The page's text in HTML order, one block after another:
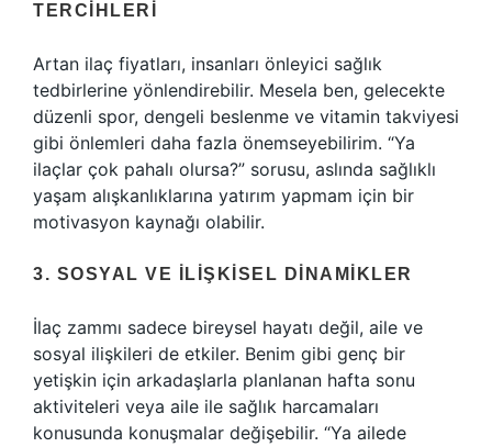
TERCIHLERI
Artan ilaç fiyatları, insanları önleyici sağlık
tedbirlerine yönlendirebilir. Mesela ben, gelecekte
düzenli spor, dengeli beslenme ve vitamin takviyesi
gibi önlemleri daha fazla önemseyebilirim. “Ya
ilaçlar çok pahalı olursa?” sorusu, aslında sağlıklı
yaşam alışkanlıklarına yatırım yapmam için bir
motivasyon kaynağı olabilir.
3. SOSYAL VE İLIŞKISEL DINAMIKLER
İlaç zammı sadece bireysel hayatı değil, aile ve
sosyal ilişkileri de etkiler. Benim gibi genç bir
yetişkin için arkadaşlarla planlanan hafta sonu
aktiviteleri veya aile ile sağlık harcamaları
konusunda konuşmalar değişebilir. “Ya ailede